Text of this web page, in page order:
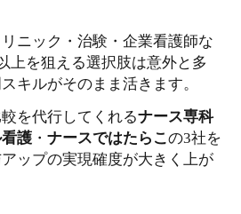
ニック・治験・企業看護師な
上を狙える選択肢は意外と多
キルがそのまま活きます。
を代行してくれるナース専科
護・ ナースではたらこの3社を
ップの実現確度が大きく上が